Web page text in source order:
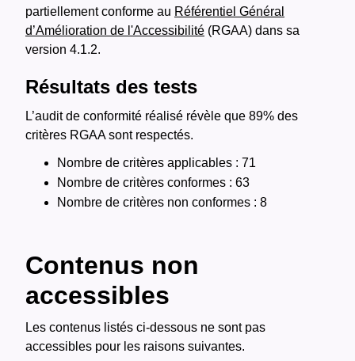
partiellement conforme au Référentiel Général
d’Amélioration de l'Accessibilité (RGAA) dans sa
version 4.1.2.
Résultats des tests
L’audit de conformité réalisé révèle que 89% des
critères RGAA sont respectés.
Nombre de critères applicables : 71
Nombre de critères conformes : 63
Nombre de critères non conformes : 8
Contenus non
accessibles
Les contenus listés ci-dessous ne sont pas
accessibles pour les raisons suivantes.